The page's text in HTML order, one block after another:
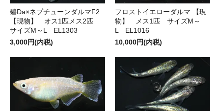
碧Da×ネプチューンダルマF2
【現物】 オス1匹メス2匹
サイズM～L EL1303
3,000円(内税)
フロストイエローダルマ 【現
物】 メス1匹 サイズM～
L EL1016
10,000円(内税)